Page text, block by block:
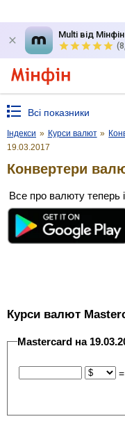
Multi від Мінфін
Всі показники
Індекси » Курси валют »
19.03.2017
Конвертери
Все про валюту теперь
Курси валют
Mastercard на
=